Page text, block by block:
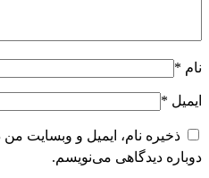
نام *
ایمیل *
ذخیره نام، ایمیل و وبسایت
دوباره دیدگاهی می‌نویسم.